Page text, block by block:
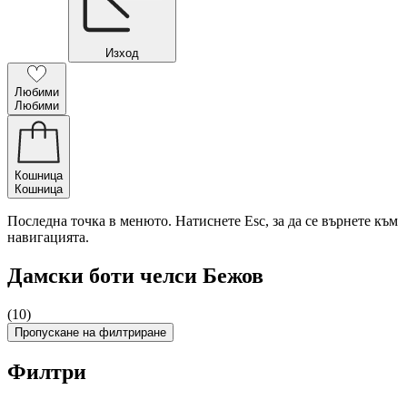
Изход
Любими
Любими
Кошница
Кошница
Последна точка в менюто. Натиснете Esc, за да се върнете към
навигацията.
Дамски боти челси Бежов
(10)
Пропускане на филтриране
Филтри